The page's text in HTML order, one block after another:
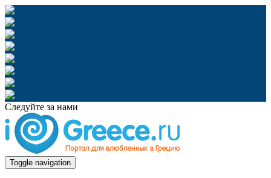
Следуйте за нами
Toggle navigation